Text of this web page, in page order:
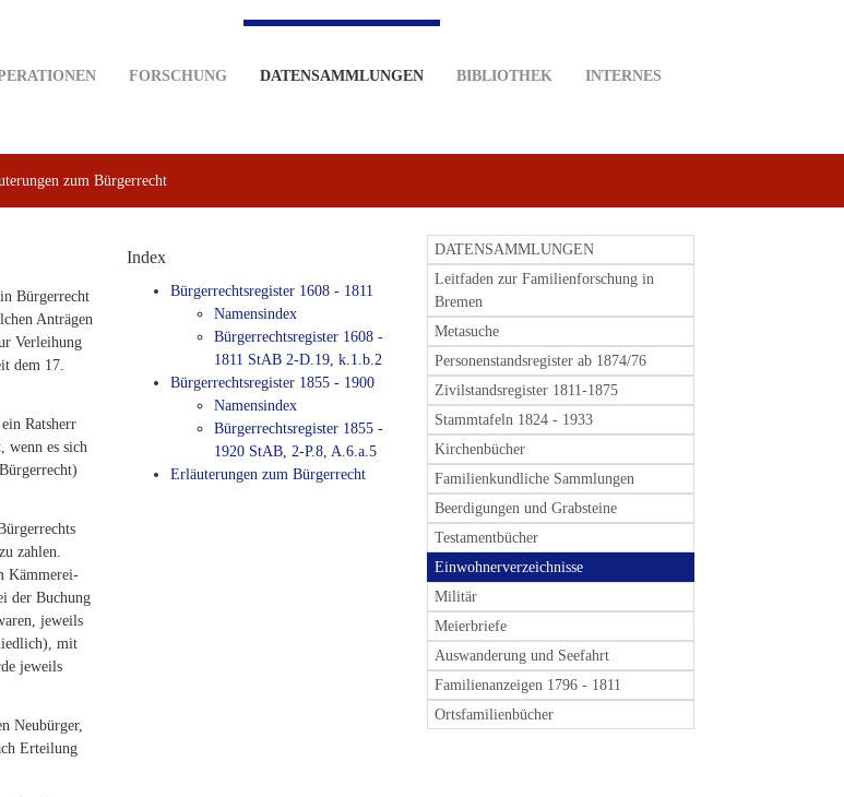
FORSCHUNG DATENSAMMLUNGEN BIBLIOTHEK INTERNES
zum Bürgerrecht
Bürgerrecht
Anträgen
Verleihung
dem 17.
Ratsherr
wenn es sich
zahlen.
Kämmerei-
der Buchung
jeweils
mit
jeweils
Neubürger,
Erteilung
Index
Bürgerrechtsregister 1608 - 1811
Namensindex
Bürgerrechtsregister 1608 -
1811 StAB 2-D.19, k.1.b.2
Bürgerrechtsregister 1855 - 1900
Namensindex
Bürgerrechtsregister 1855 -
1920 StAB, 2-P.8, A.6.a.5
Erläuterungen zum Bürgerrecht
DATENSAMMLUNGEN
Leitfaden zur Familienforschung in
Bremen
Metasuche
Personenstandsregister ab 1874/76
Zivilstandsregister 1811-1875
Stammtafeln 1824 - 1933
Kirchenbücher
Familienkundliche Sammlungen
Beerdigungen und Grabsteine
Testamentbücher
Einwohnerverzeichnisse
Militär
Meierbriefe
Auswanderung und Seefahrt
Familienanzeigen 1796 - 1811
Ortsfamilienbücher